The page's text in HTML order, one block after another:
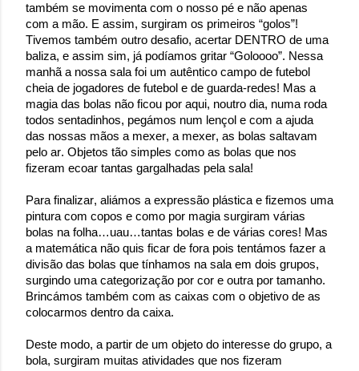
também se movimenta com o nosso pé e não apenas
com a mão. E assim, surgiram os primeiros “golos”!
Tivemos também outro desafio, acertar DENTRO de uma
baliza, e assim sim, já podíamos gritar “Goloooo”. Nessa
manhã a nossa sala foi um autêntico campo de futebol
cheia de jogadores de futebol e de guarda-redes! Mas a
magia das bolas não ficou por aqui, noutro dia, numa roda
todos sentadinhos, pegámos num lençol e com a ajuda
das nossas mãos a mexer, a mexer, as bolas saltavam
pelo ar. Objetos tão simples como as bolas que nos
fizeram ecoar tantas gargalhadas pela sala!
Para finalizar, aliámos a expressão plástica e fizemos uma
pintura com copos e como por magia surgiram várias
bolas na folha…uau…tantas bolas e de várias cores! Mas
a matemática não quis ficar de fora pois tentámos fazer a
divisão das bolas que tínhamos na sala em dois grupos,
surgindo uma categorização por cor e outra por tamanho.
Brincámos também com as caixas com o objetivo de as
colocarmos dentro da caixa.
Deste modo, a partir de um objeto do interesse do grupo, a
bola, surgiram muitas atividades que nos fizeram